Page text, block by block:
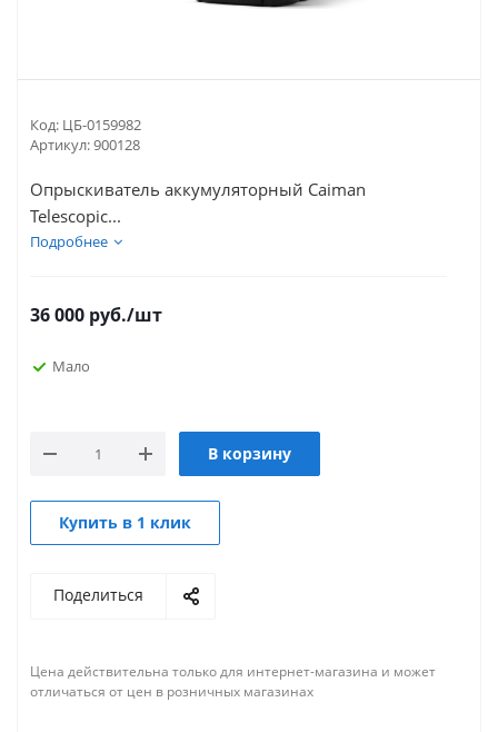
Код: ЦБ-0159982
Артикул:900128
Опрыскиватель аккумуляторный Caiman
Telescopic...
Подробнее
36 000 руб./шт
Мало
В корзину
Купить в 1 клик
Поделиться
Цена действительна только для интернет-магазина и может
отличаться от цен в розничных магазинах